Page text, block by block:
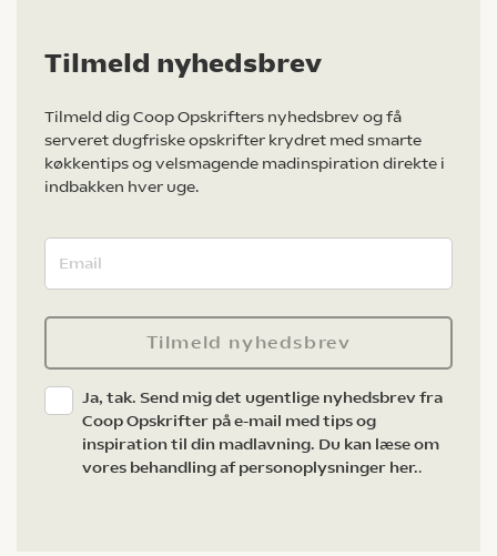
Tilmeld nyhedsbrev
Tilmeld dig Coop Opskrifters nyhedsbrev og få
serveret dugfriske opskrifter krydret med smarte
køkkentips og velsmagende madinspiration direkte i
indbakken hver uge.
Tilmeld nyhedsbrev
Ja, tak. Send mig det ugentlige nyhedsbrev fra
Coop Opskrifter på e-mail med tips og
inspiration til din madlavning. Du kan læse om
vores behandling af personoplysninger her..